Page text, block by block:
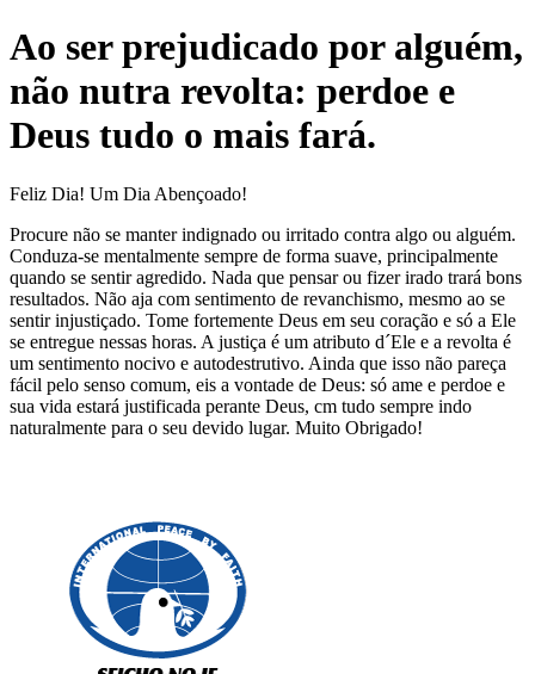
Ao ser prejudicado por alguém,
não nutra revolta: perdoe e
Deus tudo o mais fará.
Feliz Dia! Um Dia Abençoado!
Procure não se manter indignado ou irritado contra algo ou alguém.
Conduza-se mentalmente sempre de forma suave, principalmente
quando se sentir agredido. Nada que pensar ou fizer irado trará bons
resultados. Não aja com sentimento de revanchismo, mesmo ao se
sentir injustiçado. Tome fortemente Deus em seu coração e só a Ele
se entregue nessas horas. A justiça é um atributo d´Ele e a revolta é
um sentimento nocivo e autodestrutivo. Ainda que isso não pareça
fácil pelo senso comum, eis a vontade de Deus: só ame e perdoe e
sua vida estará justificada perante Deus, cm tudo sempre indo
naturalmente para o seu devido lugar. Muito Obrigado!